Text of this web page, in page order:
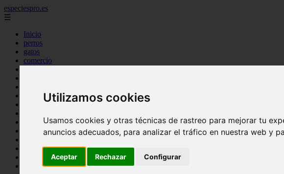
Utilizamos cookies
Usamos cookies y otras técnicas de rastreo para mejorar tu
anuncios adecuados, para analizar el tráfico en nuestra web y
Aceptar Rechazar Configurar
especiespro.es
☰
Inicio
perros
gatos
comercio
tenencia responsable
mantenimiento
bienestar
peque os mam feros
verano